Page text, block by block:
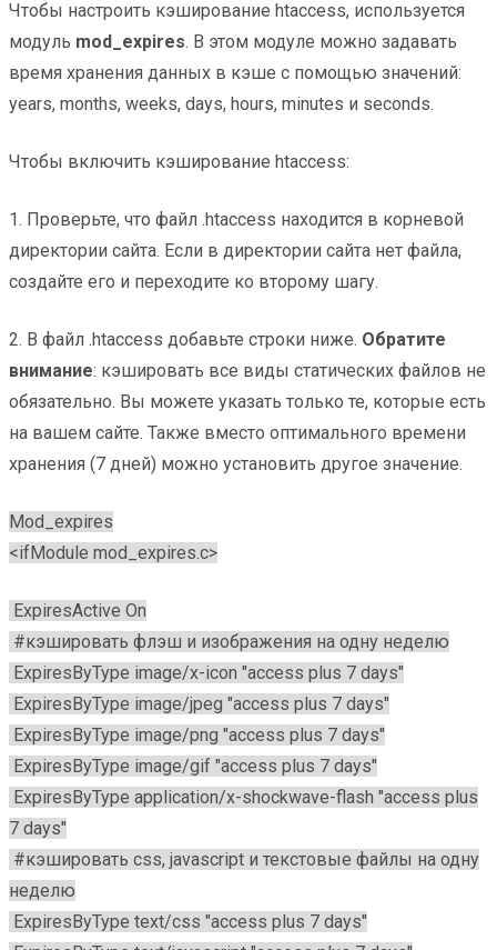
Чтобы настроить кэширование htaccess, используется
модуль mod_expires. В этом модуле можно задавать
время хранения данных в кэше с помощью значений:
years, months, weeks, days, hours, minutes и seconds.
Чтобы включить кэширование htaccess:
1. Проверьте, что файл .htaccess находится в корневой
директории сайта. Если в директории сайта нет файла,
создайте его и переходите ко второму шагу.
2. В файл .htaccess добавьте строки ниже. Обратите
внимание: кэшировать все виды статических файлов не
обязательно. Вы можете указать только те, которые есть
на вашем сайте. Также вместо оптимального времени
хранения (7 дней) можно установить другое значение.
Mod_expires
<ifModule mod_expires.c>
ExpiresActive On
#кэшировать флэш и изображения на одну неделю
ExpiresByType image/x-icon "access plus 7 days"
ExpiresByType image/jpeg "access plus 7 days"
ExpiresByType image/png "access plus 7 days"
ExpiresByType image/gif "access plus 7 days"
ExpiresByType application/x-shockwave-flash "access plus
7 days"
#кэшировать css, javascript и текстовые файлы на одну
неделю
ExpiresByType text/css "access plus 7 days"